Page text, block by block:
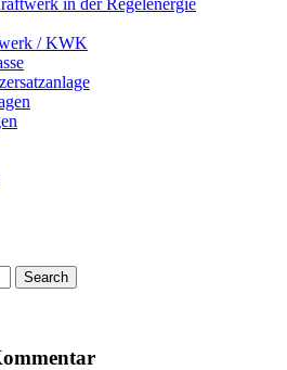
in der Regelenergie
/ KWK
Search